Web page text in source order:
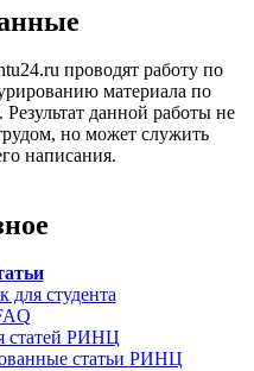
проводят работу по
материала по
данной работы не
но может служить
написания.
для студента
статей РИНЦ
статьи РИНЦ